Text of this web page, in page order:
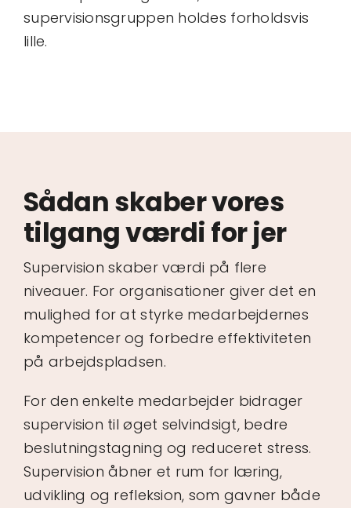
supervisionsgruppen holdes forholdsvis
lille.
Sådan skaber vores
tilgang værdi for jer
Supervision skaber værdi på flere
niveauer. For organisationer giver det en
mulighed for at styrke medarbejdernes
kompetencer og forbedre effektiviteten
på arbejdspladsen.
For den enkelte medarbejder bidrager
supervision til øget selvindsigt, bedre
beslutningstagning og reduceret stress.
Supervision åbner et rum for læring,
udvikling og refleksion, som gavner både